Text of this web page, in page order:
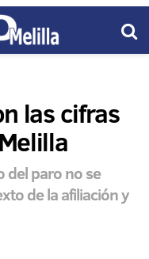
las cifras
del paro no se
de la afiliación y